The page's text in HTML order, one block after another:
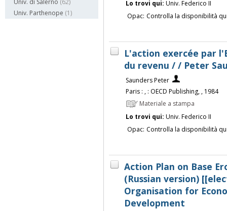
Univ. di Salerno (62)
Univ. Parthenope (1)
Lo trovi qui: Univ. Federico II
Opac: Controlla la disponibilità
L'action exercée par
du revenu / / Peter
Saunders Peter
Paris : , : OECD Publishing, , 1984
Materiale a stampa
Lo trovi qui: Univ. Federico II
Opac: Controlla la disponibilità
Action Plan on Base
(Russian version)
Organisation for
Development